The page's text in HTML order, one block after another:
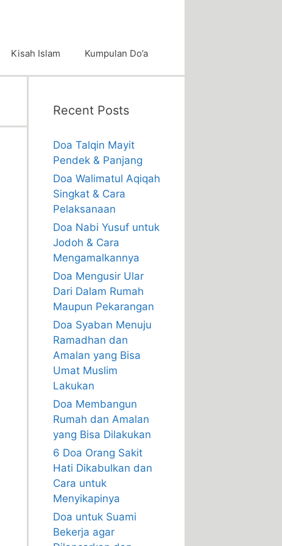
Kisah Islam Kumpulan Do’a
Recent Posts
Doa Talqin Mayit
Pendek & Panjang
Doa Walimatul Aqiqah
Singkat & Cara
Pelaksanaan
Doa Nabi Yusuf untuk
Jodoh & Cara
Mengamalkannya
Doa Mengusir Ular
Dari Dalam Rumah
Maupun Pekarangan
Doa Syaban Menuju
Ramadhan dan
Amalan yang Bisa
Umat Muslim
Lakukan
Doa Membangun
Rumah dan Amalan
yang Bisa Dilakukan
6 Doa Orang Sakit
Hati Dikabulkan dan
Cara untuk
Menyikapinya
Doa untuk Suami
Bekerja agar